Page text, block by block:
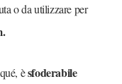
o da utilizzare per
èsfoderabile